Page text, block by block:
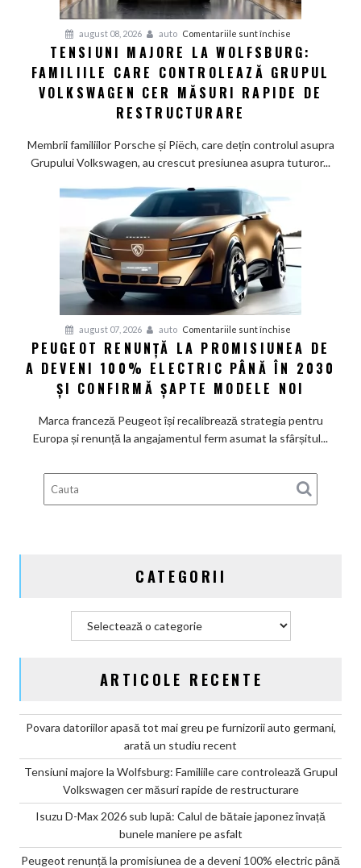
august 08, 2026 auto Comentariile sunt închise
Tensiuni
majore
la
care
măsuri
rapide
de
TENSIUNI MAJORE LA WOLFSBURG:
FAMILIILE CARE CONTROLEAZĂ GRUPUL
VOLKSWAGEN CER MĂSURI RAPIDE DE
RESTRUCTURARE
Membrii familiilor Porsche și Piëch, care dețin controlul asupra
Grupului Volkswagen, au crescut presiunea asupra tuturor...
august 07, 2026 auto Comentariile sunt închise
Peugeot
renunță
la
de
a
electric
până
modele
PEUGEOT RENUNȚĂ LA PROMISIUNEA DE
A DEVENI 100% ELECTRIC PÂNĂ ÎN 2030
ȘI CONFIRMĂ ȘAPTE MODELE NOI
Marca franceză Peugeot își recalibrează strategia pentru
Europa și renunță la angajamentul ferm asumat la sfârșitul...
CATEGORII
ARTICOLE RECENTE
Povara datoriilor apasă tot mai greu pe furnizorii auto germani,
arată un studiu recent
Tensiuni majore la Wolfsburg: Familiile care controlează Grupul
Volkswagen cer măsuri rapide de restructurare
Isuzu D-Max 2026 sub lupă: Calul de bătaie japonez învață
bunele maniere pe asfalt
Peugeot renunță la promisiunea de a deveni 100% electric până